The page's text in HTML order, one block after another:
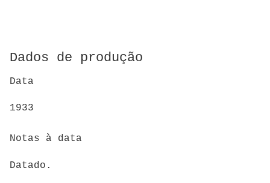
Dados de produção
Data
1933
Notas à data
Datado.